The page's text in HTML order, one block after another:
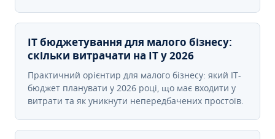
IT бюджетування для малого бізнесу:
скільки витрачати на IT у 2026
Практичний орієнтир для малого бізнесу: який IT-
бюджет планувати у 2026 році, що має входити у
витрати та як уникнути непередбачених простоїв.